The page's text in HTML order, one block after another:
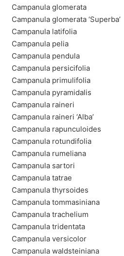
Campanula glomerata
Campanula glomerata ‘Superba’
Campanula latifolia
Campanula pelia
Campanula pendula
Campanula persicifolia
Campanula primulifolia
Campanula pyramidalis
Campanula raineri
Campanula raineri ‘Alba’
Campanula rapunculoides
Campanula rotundifolia
Campanula rumeliana
Campanula sartori
Campanula tatrae
Campanula thyrsoides
Campanula tommasiniana
Campanula trachelium
Campanula tridentata
Campanula versicolor
Campanula waldsteiniana